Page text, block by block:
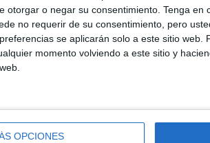
otorgar o negar su consentimiento. Tenga en
no requerir de su consentimiento, pero
se aplicarán solo a este sitio web.
momento volviendo a este sitio y
OPCIONES
pero tras una mala primera
Con este gallego comenzaron
la salida del descenso. Se creía